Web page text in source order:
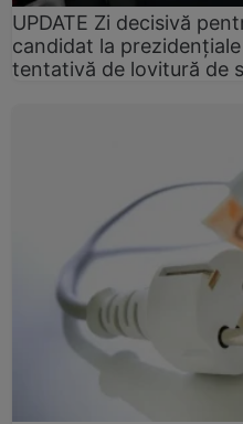
UPDATE Zi decisivă
candidat la
tentativă de lovitură de